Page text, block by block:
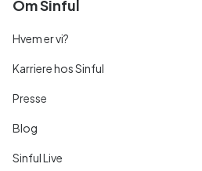
Om Sinful
Hvem er vi?
Karriere hos Sinful
Presse
Blog
Sinful Live